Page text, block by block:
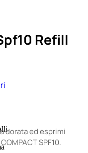
Refill
dorata ed esprimi
SPF10.